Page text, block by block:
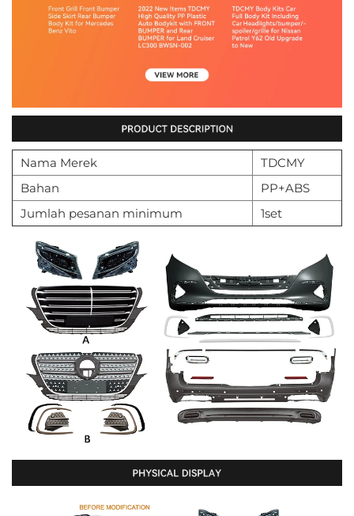
Nama Merek
TDCMY
Bahan
PP+ABS
Jumlah pesanan minimum
1set